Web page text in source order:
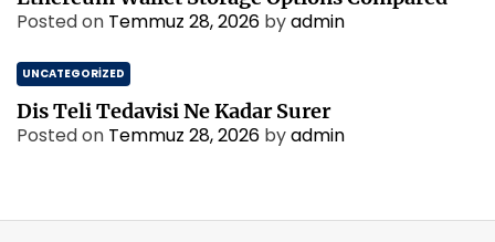
Posted on Temmuz 28, 2026 byadmin
UNCATEGORIZED
Dis Teli Tedavisi Ne Kadar Surer
Posted on Temmuz 28, 2026 byadmin